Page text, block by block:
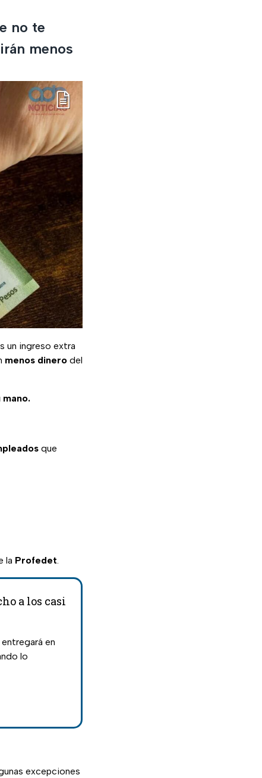
no te
menos
un ingreso extra
menos dinero del
mano.
que
la Profedet.
a los casi
en
lo
excepciones